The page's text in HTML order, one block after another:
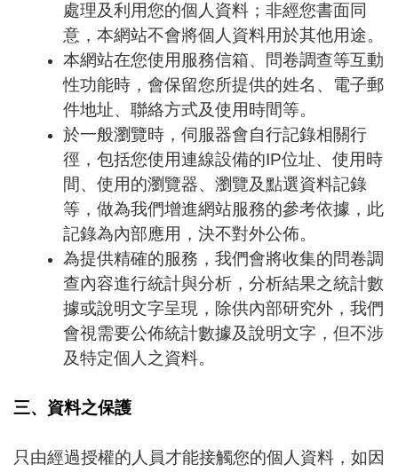
處理及利用您的個人資料；非經您書面同
意，本網站不會將個人資料用於其他用途。
本網站在您使用服務信箱、問卷調查等互動
性功能時，會保留您所提供的姓名、電子郵
件地址、聯絡方式及使用時間等。
於一般瀏覽時，伺服器會自行記錄相關行
徑，包括您使用連線設備的IP位址、使用時
間、使用的瀏覽器、瀏覽及點選資料記錄
等，做為我們增進網站服務的參考依據，此
記錄為內部應用，決不對外公佈。
為提供精確的服務，我們會將收集的問卷調
查內容進行統計與分析，分析結果之統計數
據或說明文字呈現，除供內部研究外，我們
會視需要公佈統計數據及說明文字，但不涉
及特定個人之資料。
三、資料之保護
只由經過授權的人員才能接觸您的個人資料，如因